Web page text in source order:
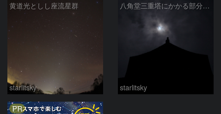
黄道光としし座流星群
starlitsky
八角堂三重塔にかかる部分日食
starlitsky
PR